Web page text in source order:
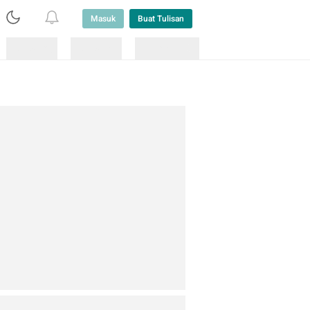
Masuk Buat Tulisan